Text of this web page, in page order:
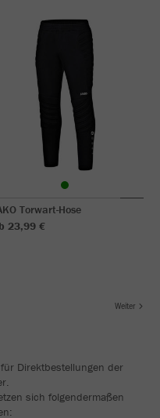
Torwart-Hose
23,99 €
Weiter
für Direktbestellungen der
sich folgendermaßen